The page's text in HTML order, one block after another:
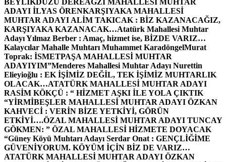
ADAYI İLYAS ÖRENKARŞIYAKA MAHALLESİ
MUHTAR ADAYI ALİM TAKICAK : BİZ KAZANACAĞIZ,
KARŞIYAKA KAZANACAK…Atatürk Mahallesi Muhtar
Adayı Yılmaz Berber : Amaç, hizmet ise, BİZDE VARIZ…
Kalaycılar Mahalle Muhtarı Muhammet KaradöngelMurat
Toprak: İSMETPAŞA MAHALLESİ MUHTAR
ADAYIYIM”Menderes Mahallesi Muhtar Adayı Nurettin
Elieyioğlu : EK İŞİMİZ DEĞİL, TEK İŞİMİZ MUHTARLIK
OLACAK…ATATÜRK MAHALLESİ MUHTAR ADAYI
RASİM KÖKÇÜ : “ HİZMET AŞKI İLE YOLA ÇIKTIK
“YİRMİBEŞLER MAHALLESİ MUHTAR ADAYI ÖZKAN
KAHVECİ : VERİN BİZE YETKİYİ, GÖRÜN
ETKİYİ….ÖZAL MAHALLESİ MUHTAR ADAYI TUNCAY
GÖKMEN: ” ÖZAL MAHALLESİ HİZMETE DOYACAK
“Güney Köyü Muhtarı Adayı Serdar Onat : GENÇLİĞİME
GÜVENİYORUM. KÖYÜM İÇİN BİZ DE VARIZ…
ATATÜRK MAHALLESİ MUHTAR ADAYI ÖZKAN